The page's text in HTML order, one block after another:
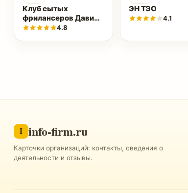
Клуб сытых
фрилансеров Давида
Варга
4.8
ЭН ТЭО
4.1
I info-firm.ru
Карточки организаций: контакты, сведения о
деятельности и отзывы.